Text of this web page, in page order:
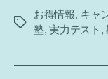
タ
お得情報, キャ
塾,実力テスト ,